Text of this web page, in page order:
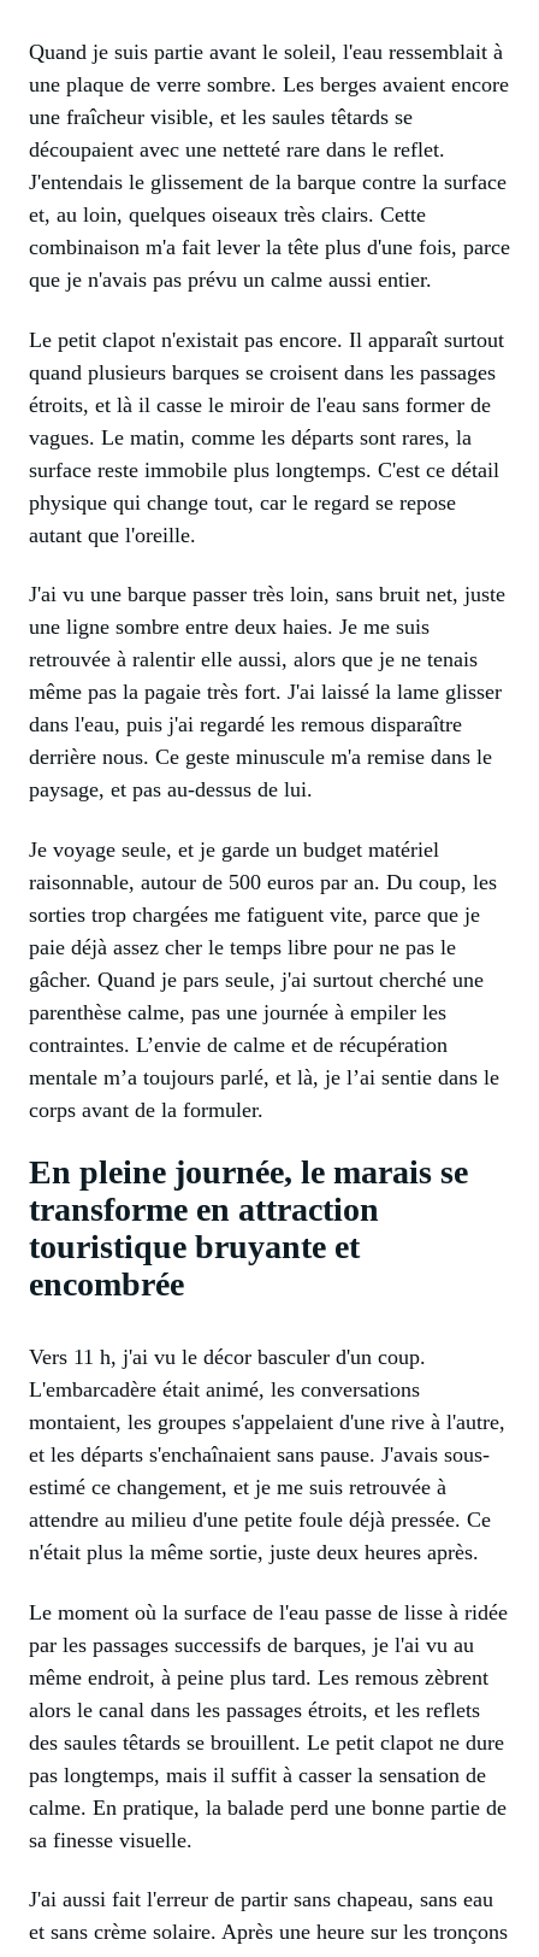
Quand je suis partie avant le soleil, l'eau ressemblait à
une plaque de verre sombre. Les berges avaient encore
une fraîcheur visible, et les saules têtards se
découpaient avec une netteté rare dans le reflet.
J'entendais le glissement de la barque contre la surface
et, au loin, quelques oiseaux très clairs. Cette
combinaison m'a fait lever la tête plus d'une fois, parce
que je n'avais pas prévu un calme aussi entier.
Le petit clapot n'existait pas encore. Il apparaît surtout
quand plusieurs barques se croisent dans les passages
étroits, et là il casse le miroir de l'eau sans former de
vagues. Le matin, comme les départs sont rares, la
surface reste immobile plus longtemps. C'est ce détail
physique qui change tout, car le regard se repose
autant que l'oreille.
J'ai vu une barque passer très loin, sans bruit net, juste
une ligne sombre entre deux haies. Je me suis
retrouvée à ralentir elle aussi, alors que je ne tenais
même pas la pagaie très fort. J'ai laissé la lame glisser
dans l'eau, puis j'ai regardé les remous disparaître
derrière nous. Ce geste minuscule m'a remise dans le
paysage, et pas au-dessus de lui.
Je voyage seule, et je garde un budget matériel
raisonnable, autour de 500 euros par an. Du coup, les
sorties trop chargées me fatiguent vite, parce que je
paie déjà assez cher le temps libre pour ne pas le
gâcher. Quand je pars seule, j'ai surtout cherché une
parenthèse calme, pas une journée à empiler les
contraintes. L’envie de calme et de récupération
mentale m’a toujours parlé, et là, je l’ai sentie dans le
corps avant de la formuler.
En pleine journée, le marais se
transforme en attraction
touristique bruyante et
encombrée
Vers 11 h, j'ai vu le décor basculer d'un coup.
L'embarcadère était animé, les conversations
montaient, les groupes s'appelaient d'une rive à l'autre,
et les départs s'enchaînaient sans pause. J'avais sous-
estimé ce changement, et je me suis retrouvée à
attendre au milieu d'une petite foule déjà pressée. Ce
n'était plus la même sortie, juste deux heures après.
Le moment où la surface de l'eau passe de lisse à ridée
par les passages successifs de barques, je l'ai vu au
même endroit, à peine plus tard. Les remous zèbrent
alors le canal dans les passages étroits, et les reflets
des saules têtards se brouillent. Le petit clapot ne dure
pas longtemps, mais il suffit à casser la sensation de
calme. En pratique, la balade perd une bonne partie de
sa finesse visuelle.
J'ai aussi fait l'erreur de partir sans chapeau, sans eau
et sans crème solaire. Après une heure sur les tronçons